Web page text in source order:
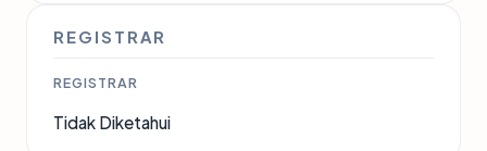
REGISTRAR
REGISTRAR
Tidak Diketahui